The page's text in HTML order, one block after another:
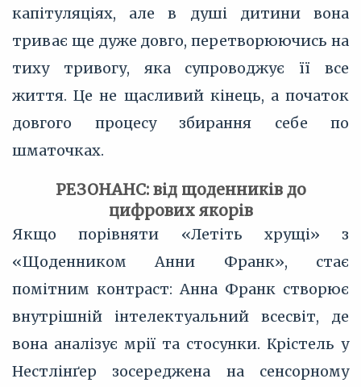
капітуляціях, але в душі дитини вона
триває ще дуже довго, перетворюючись на
тиху тривогу, яка супроводжує її все
життя. Це не щасливий кінець, а початок
довгого процесу збирання себе по
шматочках.
РЕЗОНАНС: від щоденників до
цифрових якорів
Якщо порівняти «Летіть хрущі» з
«Щоденником Анни Франк», стає
помітним контраст: Анна Франк створює
внутрішній інтелектуальний всесвіт, де
вона аналізує мрії та стосунки. Крістель у
Нестлінґер зосереджена на сенсорному